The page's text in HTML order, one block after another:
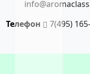
Телефон
7(495)